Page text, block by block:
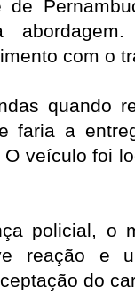
de
com o
quando
faria a
veículo foi
policial, o
reação e
do